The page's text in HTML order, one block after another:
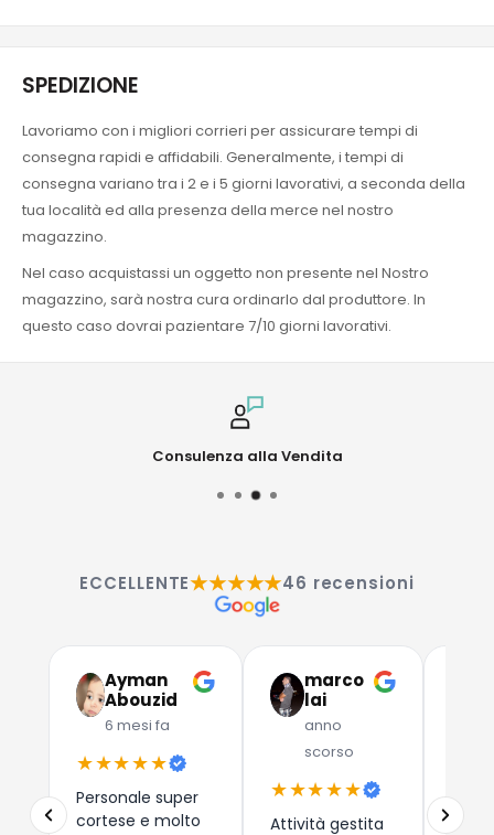
SPEDIZIONE
Lavoriamo con i migliori corrieri per assicurare tempi di
consegna rapidi e affidabili. Generalmente, i tempi di
consegna variano tra i 2 e i 5 giorni lavorativi, a seconda della
tua località ed alla presenza della merce nel nostro
magazzino.
Nel caso acquistassi un oggetto non presente nel Nostro
magazzino, sarà nostra cura ordinarlo dal produttore. In
questo caso dovrai pazientare 7/10 giorni lavorativi.
Consulenza alla Vendita
ECCELLENTE★★★★★46 recensioni
Ayman
Abouzid
6 mesi fa
★★★★★
Personale super
cortese e molto
marco
lai
anno
scorso
★★★★★
Attività gestita
Due
che